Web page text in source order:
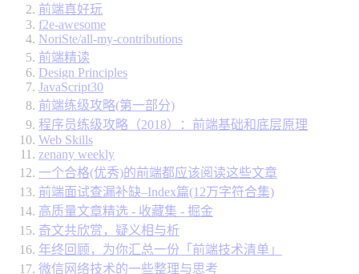
前端真好玩
f2e-awesome
NoriSte/all-my-contributions
前端精读
Design Principles
JavaScript30
前端练级攻略(第一部分)
程序员练级攻略（2018）：前端基础和底层原理
Web Skills
zenany weekly
一个合格(优秀)的前端都应该阅读这些文章
前端面试查漏补缺–Index篇(12万字符合集)
高质量文章精选 - 收藏集 - 掘金
奇文共欣赏，疑义相与析
年终回顾，为你汇总一份「前端技术清单」
微信网络技术的一些整理与思考